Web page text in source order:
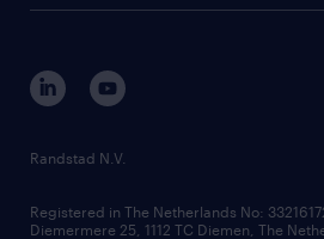
corporate governance
randstad innovation fund
country websites
Randstad N.V.
Registered in The Netherlands No:
Diemermere 25, 1112 TC Diemen, The